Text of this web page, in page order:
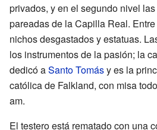
privados, y en el segundo nivel
pareadas de la Capilla Real.
nichos desgastados y estatuas.
los instrumentos de la pasión; la
dedicó aSanto Tomásy es la
católica de Falkland, con misa
am.
El testero está rematado con una